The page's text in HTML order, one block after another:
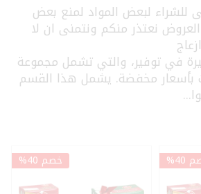
للشراء لبعض المواد لمنع بعض
العروض نعتذر منكم ونتمنى ان لا
في توفير، والتي تشمل مجموعة
بأسعار مخفضة. يشمل هذا القسم
خصم 40%